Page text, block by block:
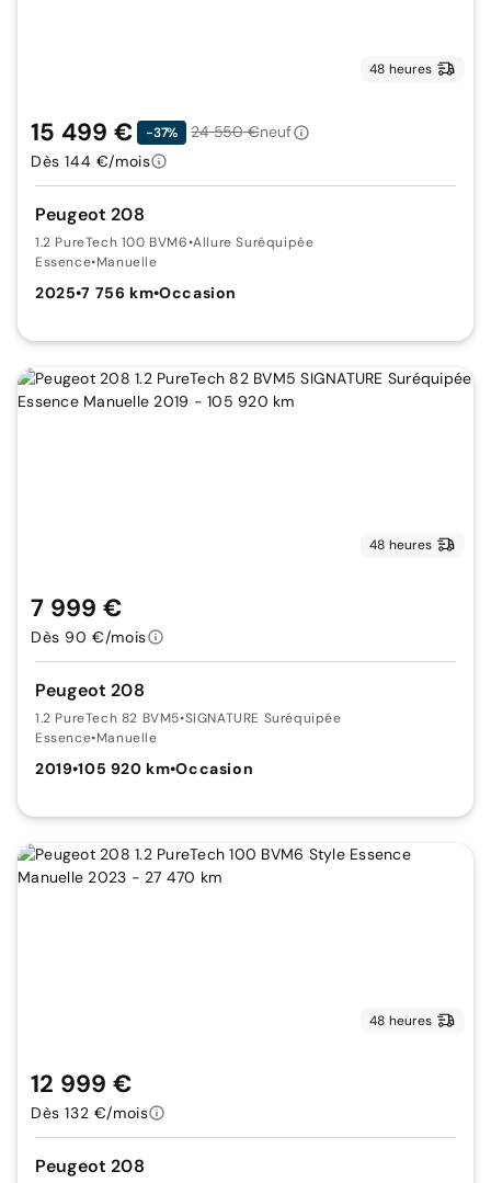
48 heures
Peugeot 208
1.2 PureTech 100 BVM6•Allure Suréquipée
Essence•Manuelle
2025•7 756 km•Occasion
15 499 € -37% 24 550 €neuf
Dès 144 €/mois
48 heures
Peugeot 208
1.2 PureTech 82 BVM5•SIGNATURE Suréquipée
Essence•Manuelle
2019•105 920 km•Occasion
7 999 €
Dès 90 €/mois
48 heures
Peugeot 208
12 999 €
Dès 132 €/mois